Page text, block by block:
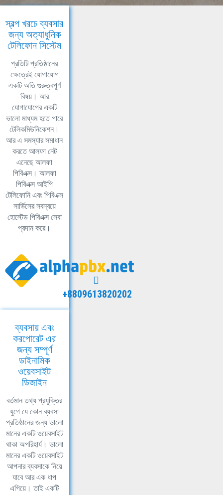
স্বল্প খরচে ব্যবসার
জন্য অত্যাধুনিক
টেলিফোন সিস্টেম
প্রতিটি প্রতিষ্ঠানের
ক্ষেত্রেই যোগাযোগ
একটি অতি গুরুত্বপূর্ণ
বিষয়। আর
যোগাযোগের একটি
ভালো মাধ্যম হতে পারে
টেলিকমিউনিকেশন।
আর এ সমস্যার সমাধান
করতে আলফা নেট
এনেছে আলফা
পিবিএক্স। আলফা
পিবিএক্স আইপি
টেলিফোনি এবং পিবিএক্স
সার্ভিসের সবন্বয়ে
হোস্টেড পিবিএক্স সেবা
প্রদান করে।
+8809613820202
ব্যবসায় এবং
করপোরেট এর
জন্য সম্পূর্ণ
ডাইনামিক
ওয়েবসাইট
ডিজাইন
বর্তমান তথ্য প্রযুক্তির
যুগে যে কোন ব্যবসা
প্রতিষ্ঠানের জন্য ভালো
মানের একটি ওয়েবসাইট
থাকা অপরিহার্য। ভালো
মানের একটি ওয়েবসাইট
আপনার ব্যবসাকে নিয়ে
যাবে আর এক ধাপ
এগিয়ে। তাই একটি